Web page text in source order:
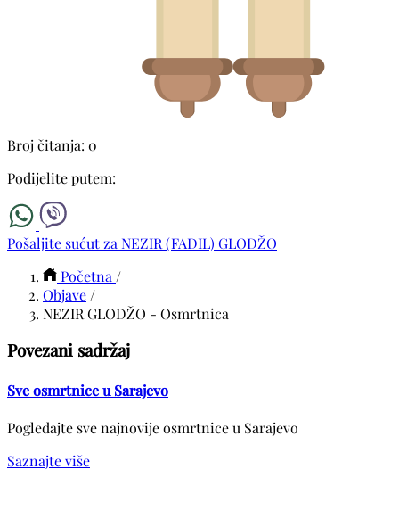
Broj čitanja: 0
Podijelite putem:
Pošaljite sućut za NEZIR (FADIL) GLODŽO
Početna /
Objave /
NEZIR GLODŽO - Osmrtnica
Povezani sadržaj
Sve osmrtnice u Sarajevo
Pogledajte sve najnovije osmrtnice u Sarajevo
Saznajte više